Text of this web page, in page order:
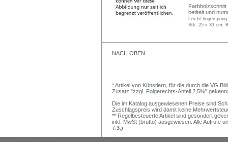
Farbholzschnitt
betitelt und
Leicht fingerspurig.
Stk. 25 x 33 cm,
NACH OBEN
* Artikel von Künstlern, für die durch die VG
Zusatz "zzgl. Folgerechts-Anteil 2,5%"
Die im Katalog ausgewiesenen Preise sind
Zuschlagspreis wird damit keine
** Regelbesteuerte Artikel sind gesondert
inkl. MwSt (brutto) ausgewiesen. Alle Aufrufe
7.3.)